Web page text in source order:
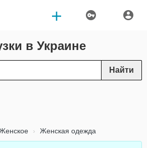
в Украине
Найти
Женская одежда